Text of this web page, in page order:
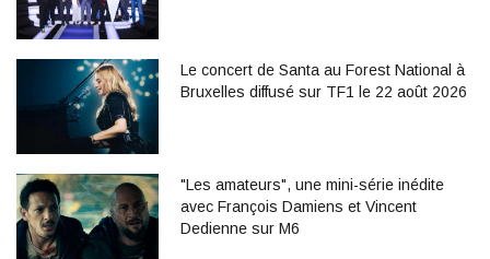
Le concert de Santa au Forest National à
Bruxelles diffusé sur TF1 le 22 août 2026
"Les amateurs", une mini-série inédite
avec François Damiens et Vincent
Dedienne sur M6